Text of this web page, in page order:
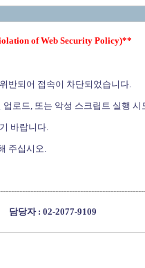
of Web Security Policy)**
반되어 접속이 차단되었습니다.
로드, 또는 악성 스크립트 실행
바랍니다.
주십시오.
담당자 : 02-2077-9109